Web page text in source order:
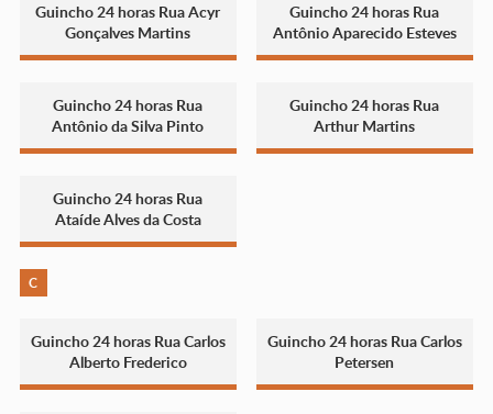
Guincho 24 horas Rua Acyr
Gonçalves Martins
Guincho 24 horas Rua
Antônio Aparecido Esteves
Guincho 24 horas Rua
Antônio da Silva Pinto
Guincho 24 horas Rua
Arthur Martins
Guincho 24 horas Rua
Ataíde Alves da Costa
C
Guincho 24 horas Rua Carlos
Alberto Frederico
Guincho 24 horas Rua Carlos
Petersen